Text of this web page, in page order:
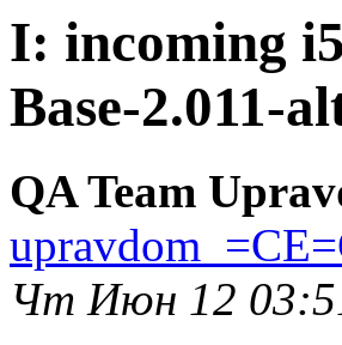
I: incoming
Base-2.011-
QA Team
Чт Июн 12